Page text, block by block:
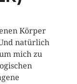
Körper
natürlich
mich zu